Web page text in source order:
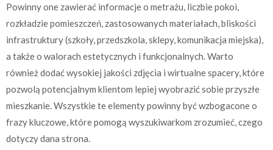
Powinny one zawierać informacje o metrażu, liczbie pokoi,
rozkładzie pomieszczeń, zastosowanych materiałach, bliskości
infrastruktury (szkoły, przedszkola, sklepy, komunikacja miejska),
a także o walorach estetycznych i funkcjonalnych. Warto
również dodać wysokiej jakości zdjęcia i wirtualne spacery, które
pozwolą potencjalnym klientom lepiej wyobrazić sobie przyszłe
mieszkanie. Wszystkie te elementy powinny być wzbogacone o
frazy kluczowe, które pomogą wyszukiwarkom zrozumieć, czego
dotyczy dana strona.